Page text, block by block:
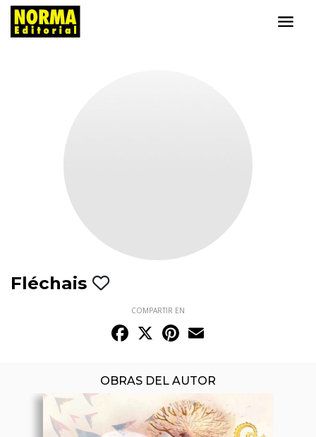
Fléchais
COMPARTIR EN
Facebook
X Pinterest
OBRAS DEL AUTOR